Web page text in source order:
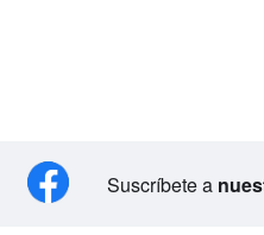
Suscríbete a